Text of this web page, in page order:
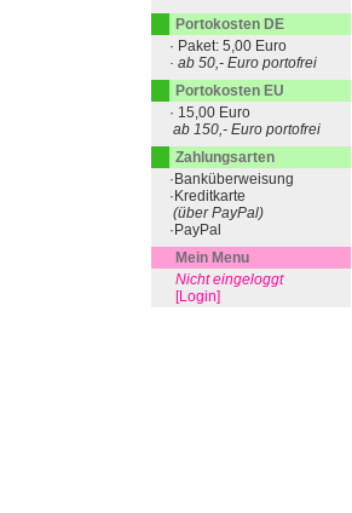
Portokosten DE
· Paket: 5,00 Euro
· ab 50,- Euro portofrei
Portokosten EU
· 15,00 Euro
ab 150,- Euro portofrei
Zahlungsarten
·Banküberweisung
·Kreditkarte
(über PayPal)
·PayPal
Mein Menu
Nicht eingeloggt
[Login]